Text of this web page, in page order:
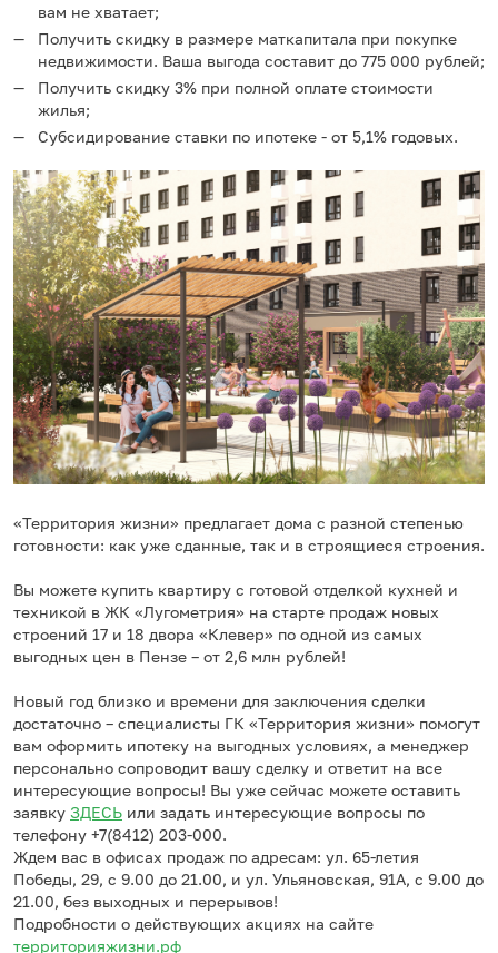
вам не хватает;
Получить скидку в размере маткапитала при покупке
недвижимости. Ваша выгода составит до 775 000 рублей;
Получить скидку 3% при полной оплате стоимости
жилья;
Субсидирование ставки по ипотеке - от 5,1% годовых.
«Территория жизни» предлагает дома с разной степенью
готовности: как уже сданные, так и в строящиеся строения.
Вы можете купить квартиру с готовой отделкой кухней и
техникой в ЖК «Лугометрия» на старте продаж новых
строений 17 и 18 двора «Клевер» по одной из самых
выгодных цен в Пензе – от 2,6 млн рублей!
Новый год близко и времени для заключения сделки
достаточно – специалисты ГК «Территория жизни» помогут
вам оформить ипотеку на выгодных условиях, а менеджер
персонально сопроводит вашу сделку и ответит на все
интересующие вопросы! Вы уже сейчас можете оставить
заявку ЗДЕСЬ или задать интересующие вопросы по
телефону +7(8412) 203-000.
Ждем вас в офисах продаж по адресам: ул. 65-летия
Победы, 29, с 9.00 до 21.00, и ул. Ульяновская, 91А, с 9.00 до
21.00, без выходных и перерывов!
Подробности о действующих акциях на сайте
территорияжизни.рф